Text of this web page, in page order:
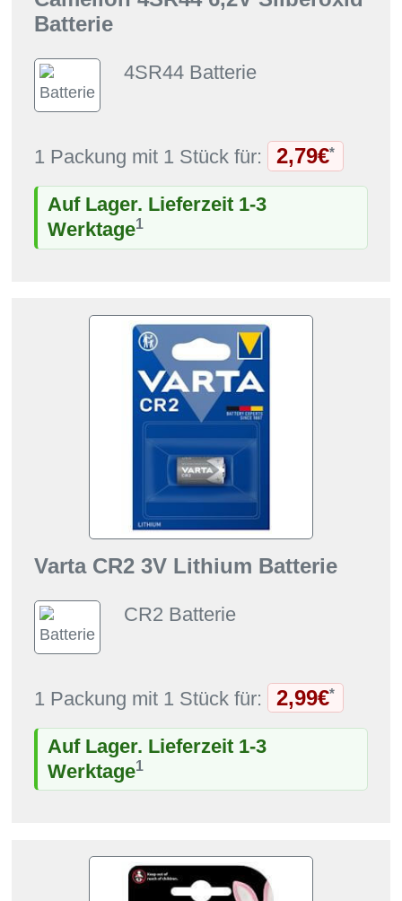
Batterie
4SR44 Batterie
1 Packung mit 1 Stück für: 2,79€*
Auf Lager. Lieferzeit 1-3
Werktage1
Varta CR2 3V Lithium Batterie
CR2 Batterie
1 Packung mit 1 Stück für: 2,99€*
Auf Lager. Lieferzeit 1-3
Werktage1